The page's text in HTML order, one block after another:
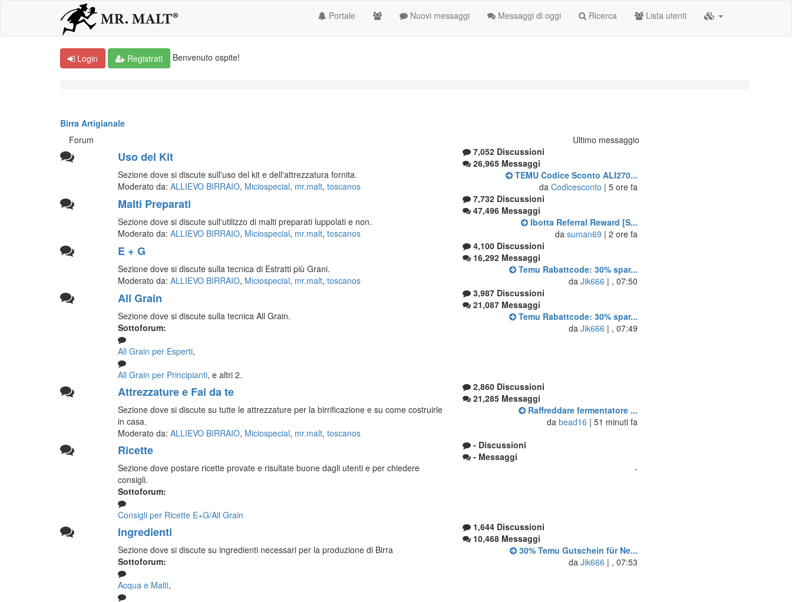
Portale Nuovi messaggi Messaggi di oggi Ricerca Lista utenti
Login Registrati Benvenuto ospite!
Birra Artigianale
Forum
Ultimo messaggio
Uso del Kit
Sezione dove si discute sull'uso del kit e dell'attrezzatura fornita.
Moderato da: ALLIEVO BIRRAIO, Miciospecial, mr.malt, toscanos
7,052 Discussioni
26,965 Messaggi
TEMU Codice Sconto ALI270...
da Codicesconto | 5 ore fa
Malti Preparati
Sezione dove si discute sull'utilizzo di malti preparati luppolati e non.
Moderato da: ALLIEVO BIRRAIO, Miciospecial, mr.malt, toscanos
7,732 Discussioni
47,496 Messaggi
Ibotta Referral Reward [S...
da suman69 | 2 ore fa
E + G
Sezione dove si discute sulla tecnica di Estratti più Grani.
Moderato da: ALLIEVO BIRRAIO, Miciospecial, mr.malt, toscanos
4,100 Discussioni
16,292 Messaggi
Temu Rabattcode: 30% spar...
da Jik666 | , 07:50
All Grain
Sezione dove si discute sulla tecnica All Grain.
Sottoforum:
All Grain per Esperti,
All Grain per Principianti, e altri 2.
3,987 Discussioni
21,087 Messaggi
Temu Rabattcode: 30% spar...
da Jik666 | , 07:49
Attrezzature e Fai da te
Sezione dove si discute su tutte le attrezzature per la birrificazione e su come costruirle
in casa.
Moderato da: ALLIEVO BIRRAIO, Miciospecial, mr.malt, toscanos
2,860 Discussioni
21,285 Messaggi
Raffreddare fermentatore ...
da bead16 | 51 minuti fa
Ricette
Sezione dove postare ricette provate e risultate buone dagli utenti e per chiedere
consigli.
Sottoforum:
Consigli per Ricette E+G/All Grain
- Discussioni
- Messaggi
-
Ingredienti
Sezione dove si discute su ingredienti necessari per la produzione di Birra
Sottoforum:
Acqua e Malti,
1,644 Discussioni
10,468 Messaggi
30% Temu Gutschein für Ne...
da Jik666 | , 07:53